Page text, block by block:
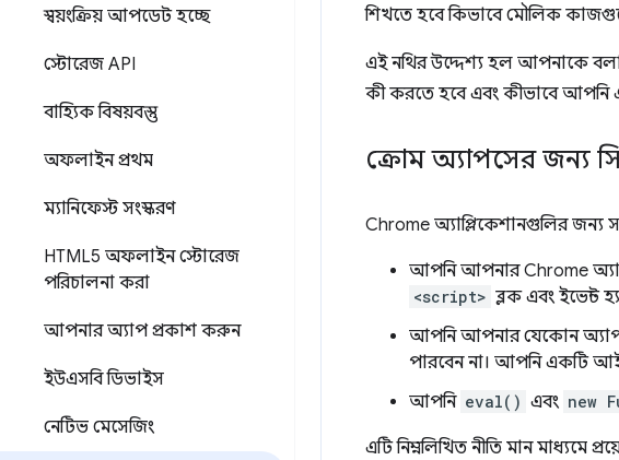
স্বয়ংক্রিয় আপডেট হচ্ছে
স্টোরেজ API
বাহ্যিক বিষয়বস্তু
অফলাইন প্রথম
ম্যানিফেস্ট সংস্করণ
HTML5 অফলাইন স্টোরেজ
পরিচালনা করা
আপনার অ্যাপ প্রকাশ করুন
ইউএসবি ডিভাইস
নেটিভ মেসেজিং
শিখতে হবে কিভাবে মৌলিক
এই নথির উদ্দেশ্য হল আপনাকে
কী করতে হবে এবং কীভাবে আপনি
ক্রোম অ্যাপসের জন্য
Chrome অ্যাপ্লিকেশানগুলির জন্য
আপনি আপনার Chrome অ্যাপ
<script> ব্লক এবং ইভেন্ট
আপনি আপনার যেকোন অ্যাপ
পারবেন না। আপনি একটি
আপনি eval() এবং new
এটি নিম্নলিখিত নীতি মান মাধ্যমে